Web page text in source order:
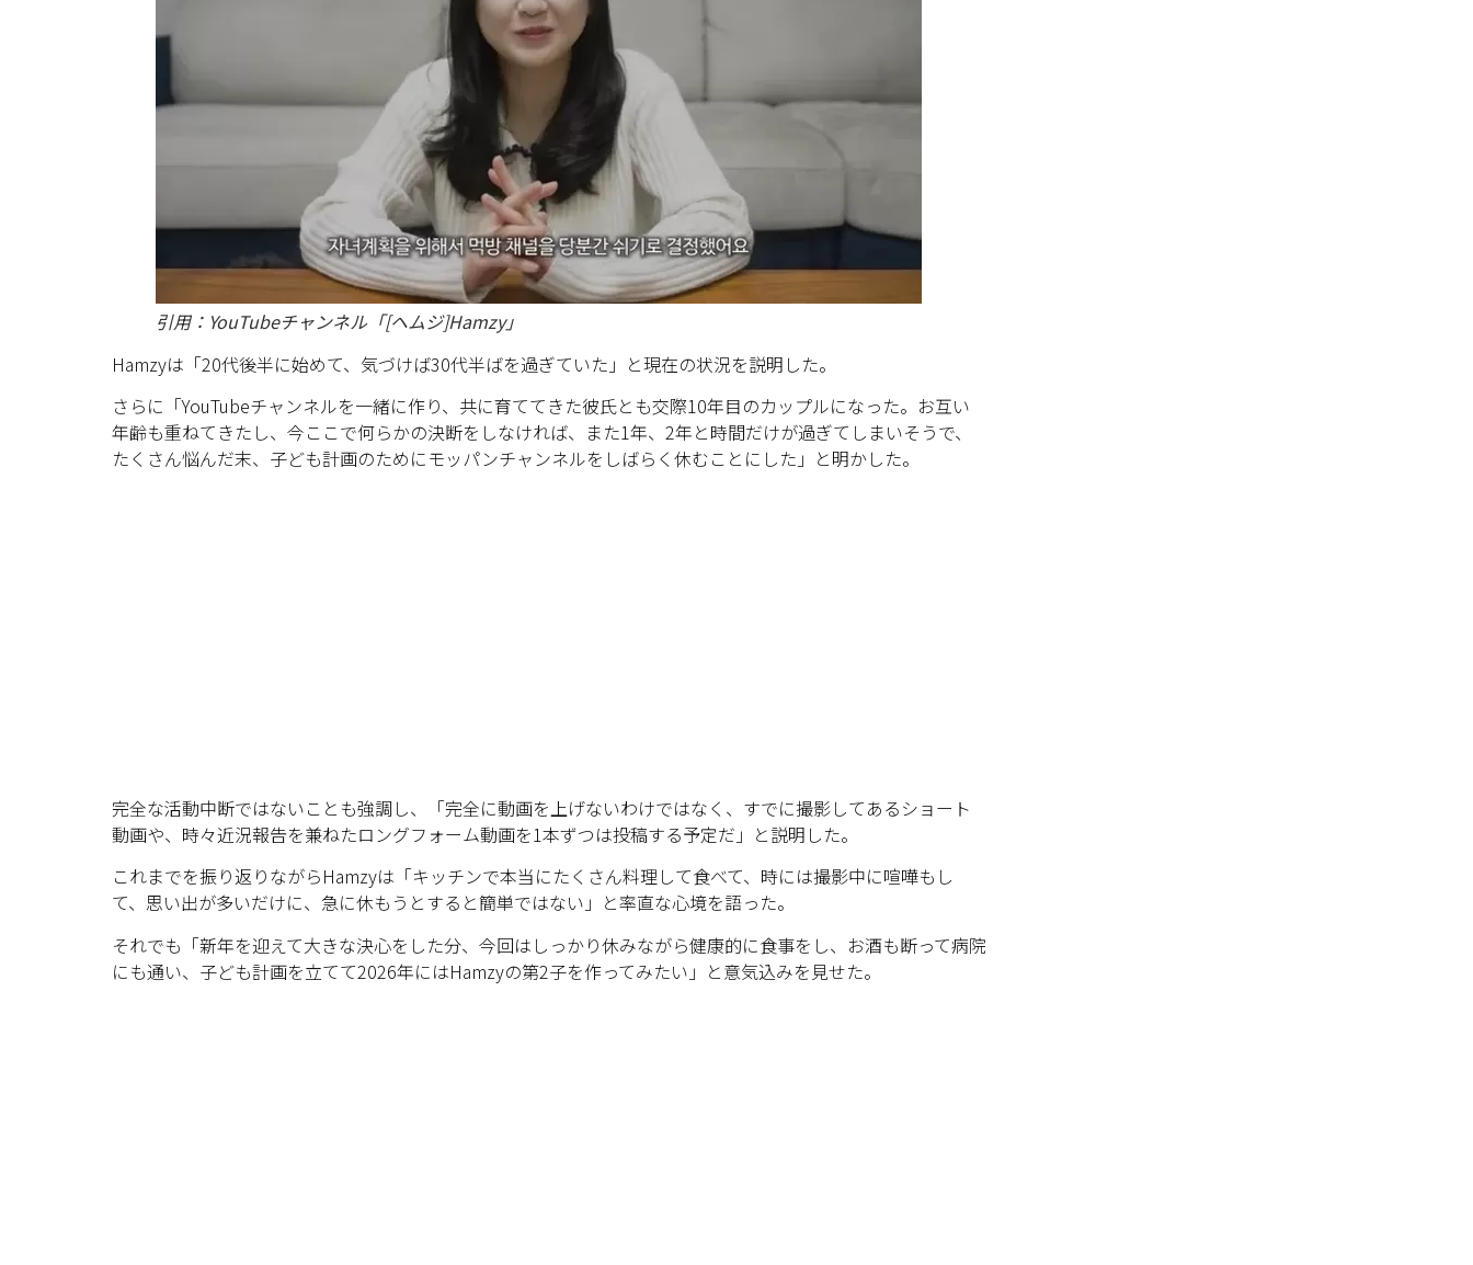
引用：YouTubeチャンネル「[ヘムジ]Hamzy」
Hamzyは「20代後半に始めて、気づけば30代半ばを過ぎていた」と現在の状況を説明した。
さらに「YouTubeチャンネルを一緒に作り、共に育ててきた彼氏とも交際10年目のカップルになった。お互い
年齢も重ねてきたし、今ここで何らかの決断をしなければ、また1年、2年と時間だけが過ぎてしまいそうで、
たくさん悩んだ末、子ども計画のためにモッパンチャンネルをしばらく休むことにした」と明かした。
完全な活動中断ではないことも強調し、「完全に動画を上げないわけではなく、すでに撮影してあるショート
動画や、時々近況報告を兼ねたロングフォーム動画を1本ずつは投稿する予定だ」と説明した。
これまでを振り返りながらHamzyは「キッチンで本当にたくさん料理して食べて、時には撮影中に喧嘩もし
て、思い出が多いだけに、急に休もうとすると簡単ではない」と率直な心境を語った。
それでも「新年を迎えて大きな決心をした分、今回はしっかり休みながら健康的に食事をし、お酒も断って病院
にも通い、子ども計画を立てて2026年にはHamzyの第2子を作ってみたい」と意気込みを見せた。